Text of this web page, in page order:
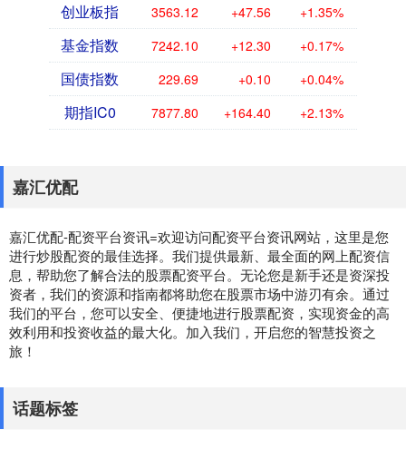
创业板指 3563.12 +47.56 +1.35%
基金指数 7242.10 +12.30 +0.17%
国债指数 229.69 +0.10 +0.04%
期指IC0 7877.80 +164.40 +2.13%
嘉汇优配
嘉汇优配-配资平台资讯=欢迎访问配资平台资讯网站，这里是您
进行炒股配资的最佳选择。我们提供最新、最全面的网上配资信
息，帮助您了解合法的股票配资平台。无论您是新手还是资深投
资者，我们的资源和指南都将助您在股票市场中游刃有余。通过
我们的平台，您可以安全、便捷地进行股票配资，实现资金的高
效利用和投资收益的最大化。加入我们，开启您的智慧投资之
旅！
话题标签